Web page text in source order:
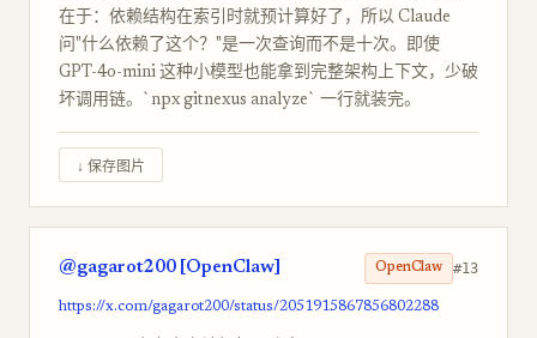
在于：依赖结构在索引时就预计算好了，所以 Claude
问"什么依赖了这个？"是一次查询而不是十次。即使
GPT-4o-mini 这种小模型也能拿到完整架构上下文，少破
坏调用链。`npx gitnexus analyze` 一行就装完。
↓ 保存图片
@gagarot200 [OpenClaw] OpenClaw #13
https://x.com/gagarot200/status/2051915867856802288